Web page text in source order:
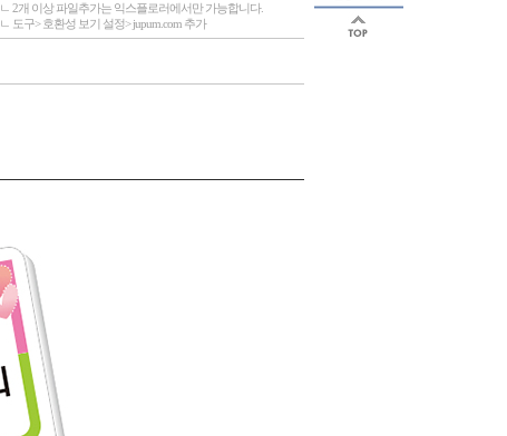
ㄴ 2개 이상 파일추가는 익스플로러에서만 가능합니다.
ㄴ 도구> 호환성 보기 설정> jupum.com 추가